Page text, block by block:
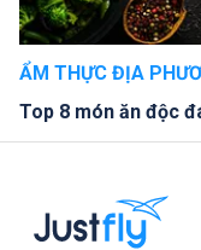
ẨM THỰC ĐỊA
Top 8 món ăn độc